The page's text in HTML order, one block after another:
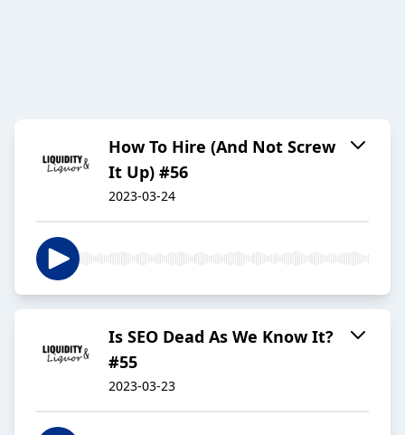
How To Hire (And Not Screw
It Up) #56
2023-03-24
Is SEO Dead As We Know It?
#55
2023-03-23